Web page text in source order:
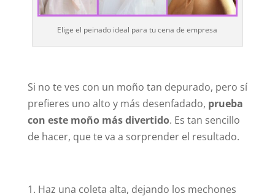
Elige el peinado ideal para tu cena de empresa
Si no te ves con un moño tan depurado, pero sí
prefieres uno alto y más desenfadado, prueba
con este moño más divertido. Es tan sencillo
de hacer, que te va a sorprender el resultado.
Haz una coleta alta, dejando los mechones